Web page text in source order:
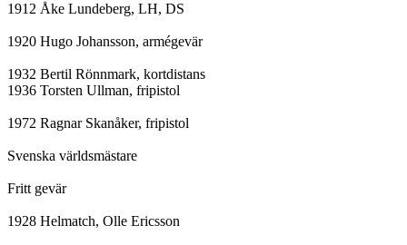
1912 Åke Lundeberg, LH, DS
1920 Hugo Johansson, armégevär
1932 Bertil Rönnmark, kortdistans
1936 Torsten Ullman, fripistol
1972 Ragnar Skanåker, fripistol
Svenska världsmästare
Fritt gevär
1928 Helmatch, Olle Ericsson